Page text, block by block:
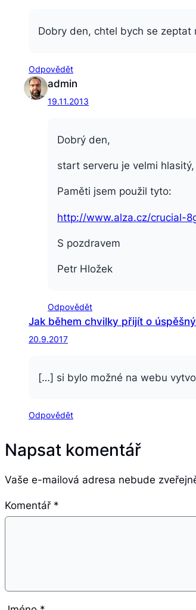
Dobry den, chtel bych se zeptat
Odpovědět
admin
19.11.2013
Dobrý den,
start serveru je velmi
Paměti jsem použil tyto:
http://www.alza.cz/crucial-
S pozdravem
Petr Hložek
Odpovědět
Jak během chvilky přijít o
20.9.2017
[…] si bylo možné na webu
Odpovědět
Napsat komentář
Vaše e-mailová adresa nebude
Komentář *